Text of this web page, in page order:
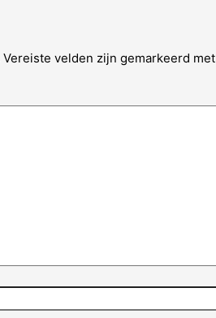
Vereiste velden zijn gemarkeerd met